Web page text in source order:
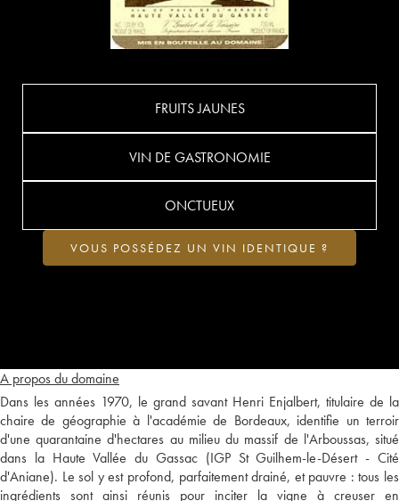
A propos du domaine
Dans les années 1970, le grand savant Henri Enjalbert, titulaire de la
chaire de géographie à l'académie de Bordeaux, identifie un terroir
d'une quarantaine d'hectares au milieu du massif de l'Arboussas, situé
dans la Haute Vallée du Gassac (IGP St Guilhem-le-Désert - Cité
d'Aniane). Le sol y est profond, parfaitement drainé, et pauvre : tous les
ingrédients sont ainsi réunis pour inciter la vigne à creuser en
FRUITS JAUNES
VIN DE GASTRONOMIE
ONCTUEUX
VOUS POSSÉDEZ UN VIN IDENTIQUE ?